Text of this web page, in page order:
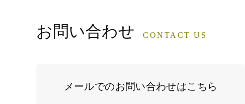
お問い合わせ CONTACT US
メールでのお問い合わせはこちら